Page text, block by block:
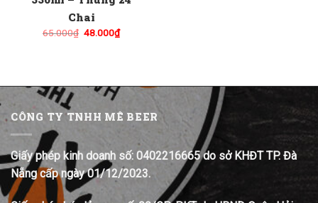
Chai
65.000₫ Giá
48.000₫Giá
hiện
CÔNG TY TNHH MÊ BEER
Giấy phép kinh doanh số: 0402216665 do sở KHĐT TP. Đà
Nẵng cấp ngày 01/12/2023.